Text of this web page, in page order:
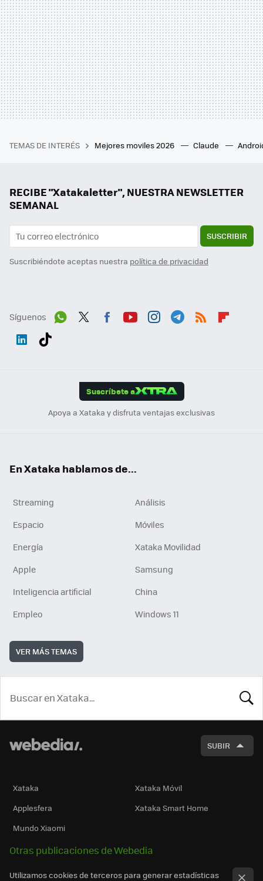
TEMAS DE INTERÉS Mejores moviles 2026 Claude
RECIBE "Xatakaletter", NUESTRA NEWSLETTER
SEMANAL
SUSCRIBIR
Suscribiéndote aceptas nuestra política de privacidad
Síguenos
Suscríbete a
Apoya a Xataka y disfruta ventajas exclusivas
En Xataka hablamos de...
Streaming
Análisis
Espacio
Móviles
Energía
Xataka Movilidad
Apple
Samsung
Inteligencia artificial
China
Empleo
Windows 11
VER MÁS TEMAS
SUBIR
Xataka
Xataka Móvil
Applesfera
Xataka Smart Home
Mundo Xiaomi
Otras publicaciones de Webedia
Utilizamos cookies de terceros para generar estadísticas